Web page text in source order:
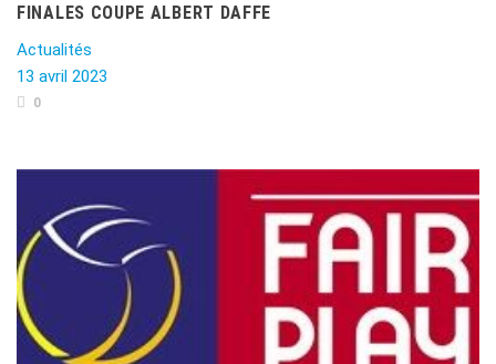
FINALES COUPE ALBERT DAFFE
Actualités
13 avril 2023
0